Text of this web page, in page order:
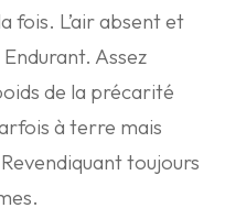
fois. L’air absent et
Assez
de la précarité
à terre mais
toujours